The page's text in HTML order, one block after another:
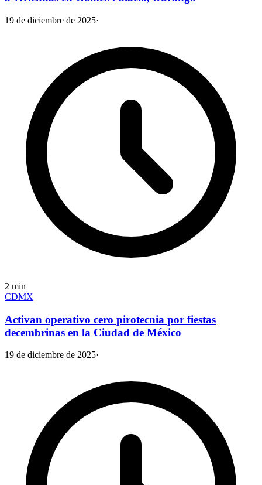
19 de diciembre de 2025·
2 min
CDMX
Activan operativo cero pirotecnia por fiestas
decembrinas en la Ciudad de México
19 de diciembre de 2025·